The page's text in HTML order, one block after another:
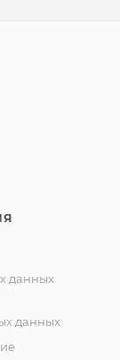
данных
данных